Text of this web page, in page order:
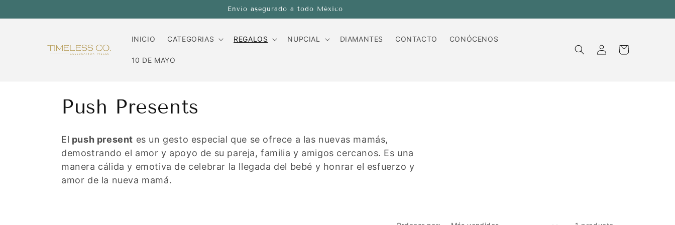
al contenido
Envío asegurado a todo México
INICIO CATEGORIAS REGALOS NUPCIAL DIAMANTES CONTACTO CONÓCENOS
10 DE MAYO
Iniciar
sesión
Carrito
C
o
l
e
Push Presents
El push present es un gesto especial que se ofrece a las nuevas mamás,
demostrando el amor y apoyo de su pareja, familia y amigos cercanos. Es una
manera cálida y emotiva de celebrar la llegada del bebé y honrar el esfuerzo y
amor de la nueva mamá.